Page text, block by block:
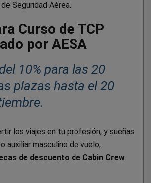
Seguridad Aérea.
Curso de TCP
por AESA
10% para las 20
plazas hasta el 20
los viajes en tu profesión, y sueñas
auxiliar masculino de vuelo,
de descuento de Cabin Crew